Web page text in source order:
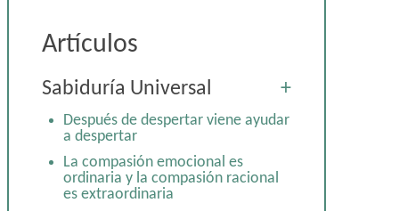
Artículos
+
Sabiduría Universal
Después de despertar viene ayudar
a despertar
La compasión emocional es
ordinaria y la compasión racional
es extraordinaria